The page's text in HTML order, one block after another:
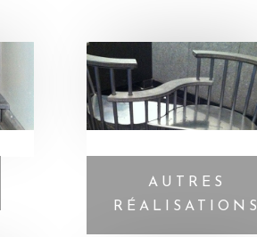
AUTRES
RÉALISATIONS